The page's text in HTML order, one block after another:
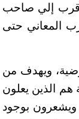
أقرب إلي صاحب
المعاني حتى
ويهدف من
هم الذين يعلون
ويشعرون بوجود